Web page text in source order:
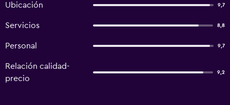
Ubicación 9,7
Servicios 8,8
Personal 9,7
Relación calidad-
precio
9,2